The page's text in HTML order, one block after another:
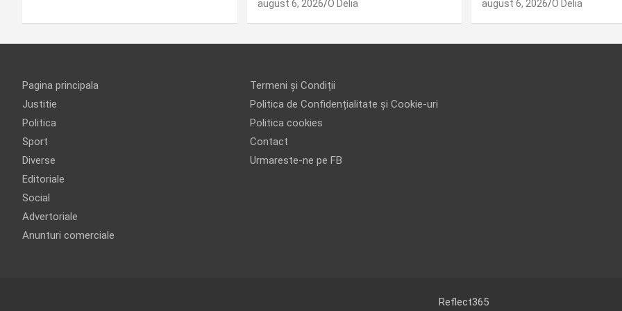
august 6, 2026 O Delia august 6, 2026 O Delia
Pagina principala
Justitie
Politica
Sport
Diverse
Editoriale
Social
Advertoriale
Anunturi comerciale
Termeni și Condiții
Politica de Confidențialitate și Cookie-uri
Politica cookies
Contact
Urmareste-ne pe FB
Reflect365